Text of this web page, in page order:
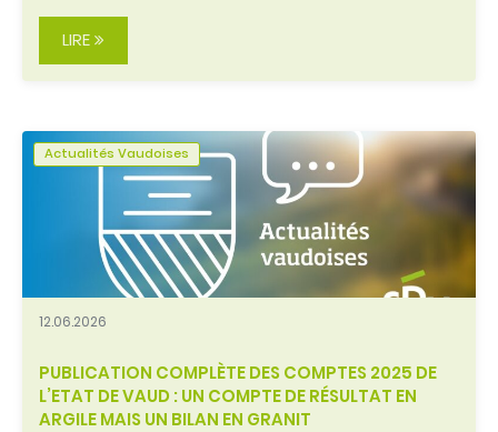
LIRE
Actualités Vaudoises
12.06.2026
PUBLICATION COMPLÈTE DES COMPTES 2025 DE
L’ETAT DE VAUD : UN COMPTE DE RÉSULTAT EN
ARGILE MAIS UN BILAN EN GRANIT